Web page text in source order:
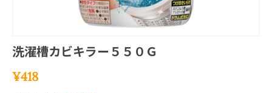
洗濯槽カビキラー５５０Ｇ
¥418